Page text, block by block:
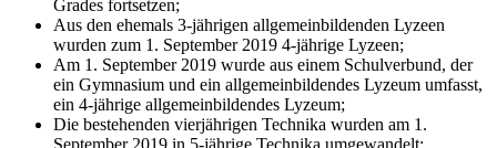
Grades fortsetzen;
Aus den ehemals 3-jährigen allgemeinbildenden Lyzeen
wurden zum 1. September 2019 4-jährige Lyzeen;
Am 1. September 2019 wurde aus einem Schulverbund, der
ein Gymnasium und ein allgemeinbildendes Lyzeum umfasst,
ein 4-jährige allgemeinbildendes Lyzeum;
Die bestehenden vierjährigen Technika wurden am 1.
September 2019 in 5-jährige Technika umgewandelt;